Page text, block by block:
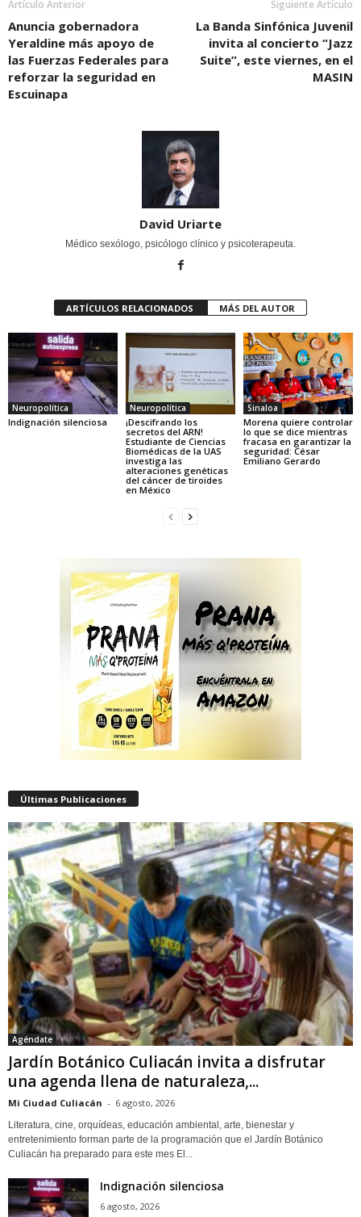
Artículo Anterior
Anuncia gobernadora
Yeraldine más apoyo de
las Fuerzas Federales para
reforzar la seguridad en
Escuinapa
Siguiente Artículo
La Banda Sinfónica Juvenil
invita al concierto “Jazz
Suite”, este viernes, en el
MASIN
David Uriarte
Médico sexólogo, psicólogo clínico y psicoterapeuta.
ARTÍCULOS RELACIONADOS MÁS DEL AUTOR
Neuropolítica
Indignación silenciosa
Neuropolítica
¡Descifrando los
secretos del ARN!
Estudiante de Ciencias
Biomédicas de la UAS
investiga las
alteraciones genéticas
del cáncer de tiroides
en México
Sinaloa
Morena quiere controlar
lo que se dice mientras
fracasa en garantizar la
seguridad: César
Emiliano Gerardo
Últimas Publicaciones
Agéndate
Jardín Botánico Culiacán invita a disfrutar
una agenda llena de naturaleza,...
Mi Ciudad Culiacán - 6 agosto, 2026
Literatura, cine, orquídeas, educación ambiental, arte, bienestar y
entretenimiento forman parte de la programación que el Jardín Botánico
Culiacán ha preparado para este mes El...
Indignación silenciosa
6 agosto, 2026